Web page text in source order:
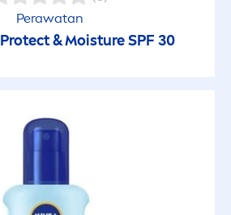
Perawatan
Protect& Moisture SPF 30